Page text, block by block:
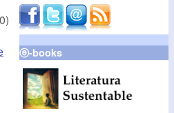
ⓔ-books